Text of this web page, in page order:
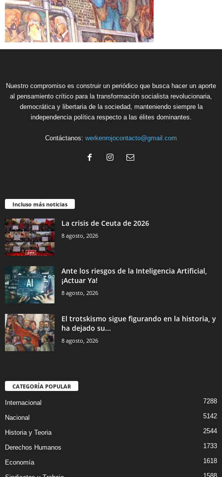
Nuestro compromiso es construir un periódico que busca hacer un aporte
al pensamiento crítico para la transformación socialista revolucionaria,
democrática y libertaria de la sociedad, manteniendo siempre la
independencia política respecto a las élites dominantes.
Contáctanos: werkenrojocontacto@gmail.com
Incluso más noticias
La crisis de Ceuta de 2026
8 agosto, 2026
Ante los riesgos de la Inteligencia Artificial,
¡Actuar Ya!
8 agosto, 2026
El trotskismo sigue figurando en la historia, y
ha dejado su...
8 agosto, 2026
CATEGORÍA POPULAR
Internacional 7288
Nacional 5142
Historia y Teoria 2544
Derechos Humanos 1733
Economía 1618